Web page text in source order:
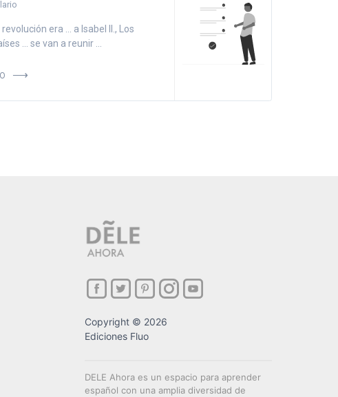
era ... a Isabel II., Los
... se van a reunir ...
Copyright © 2026
Ediciones Fluo
DELE Ahora es un espacio para aprender
español con una amplia diversidad de